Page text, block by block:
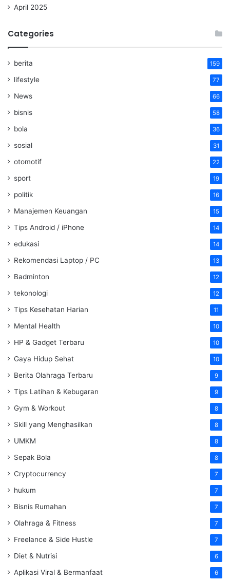
April 2025
Categories
berita 159
lifestyle 77
News 66
bisnis 58
bola 36
sosial 31
otomotif 22
sport 19
politik 16
Manajemen Keuangan 15
Tips Android / iPhone 14
edukasi 14
Rekomendasi Laptop / PC 13
Badminton 12
tekonologi 12
Tips Kesehatan Harian 11
Mental Health 10
HP & Gadget Terbaru 10
Gaya Hidup Sehat 10
Berita Olahraga Terbaru 9
Tips Latihan & Kebugaran 9
Gym & Workout 8
Skill yang Menghasilkan 8
UMKM 8
Sepak Bola 8
Cryptocurrency 7
hukum 7
Bisnis Rumahan 7
Olahraga & Fitness 7
Freelance & Side Hustle 7
Diet & Nutrisi 6
Aplikasi Viral & Bermanfaat 6